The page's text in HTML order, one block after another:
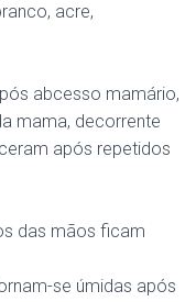
acre,
abcesso mamário,
mama, decorrente
após repetidos
das mãos ficam
se úmidas após